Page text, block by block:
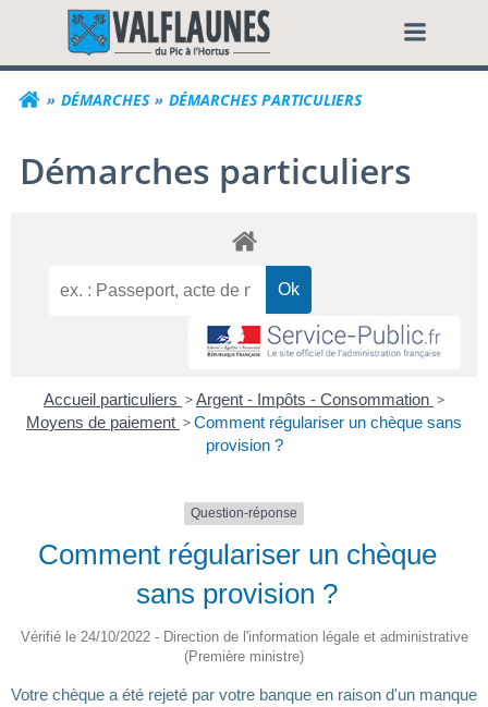
contenuCommune de
DÉMARCHES DÉMARCHES PARTICULIERS
Démarches particuliers
Accueil particuliers >Argent - Impôts - Consommation >
Moyens de paiement >Comment régulariser un chèque sans
provision ?
Question-réponse
Comment régulariser un chèque
sans provision ?
Vérifié le 24/10/2022 - Direction de l'information légale et administrative
(Première ministre)
Votre chèque a été rejeté par votre banque en raison d'un manque